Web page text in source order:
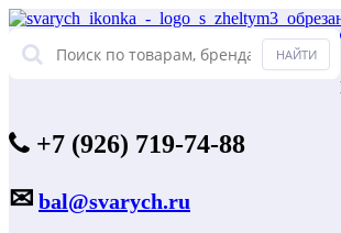
+7 (926) 719-74-88
✉ bal@svarych.ru